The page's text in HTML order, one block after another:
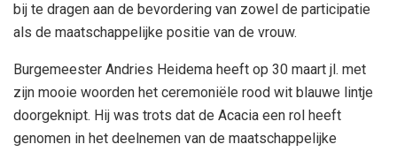
bij te dragen aan de bevordering van zowel de participatie
als de maatschappelijke positie van de vrouw.
Burgemeester Andries Heidema heeft op 30 maart jl. met
zijn mooie woorden het ceremoniële rood wit blauwe lintje
doorgeknipt. Hij was trots dat de Acacia een rol heeft
genomen in het deelnemen van de maatschappelijke